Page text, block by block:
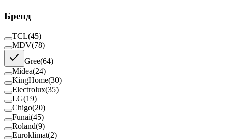
Бренд
TCL(45)
MDV(78)
Gree(64)
Midea(24)
KingHome(30)
Electrolux(35)
LG(19)
Chigo(20)
Funai(45)
Roland(9)
Euroklimat(2)